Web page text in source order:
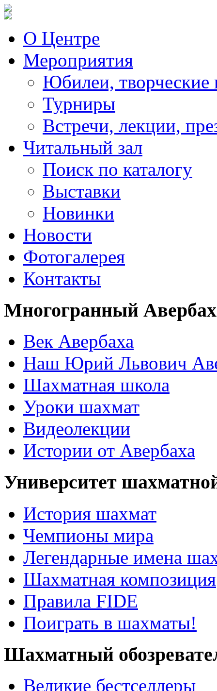
О Центре
Мероприятия
Юбилеи, творческие
Турниры
Встречи, лекции,
Читальный зал
Поиск по каталогу
Выставки
Новинки
Новости
Фотогалерея
Контакты
Многогранный Авербах
Век Авербаха
Наш Юрий Львович
Шахматная школа
Уроки шахмат
Видеолекции
Истории от Авербаха
Университет
История шахмат
Чемпионы мира
Легендарные имена
Шахматная композиция
Правила FIDE
Поиграть в шахматы!
Шахматный
Великие бестселлеры